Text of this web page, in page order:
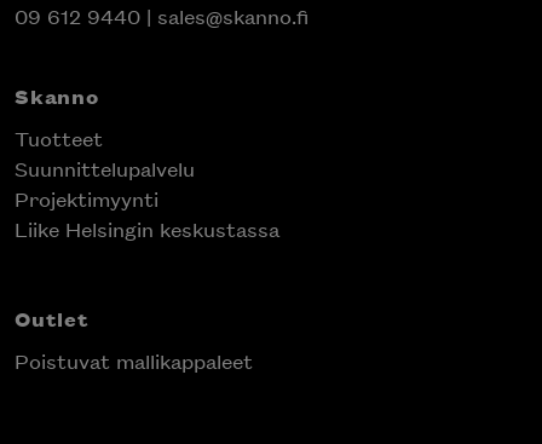
09 612 9440 | sales@skanno.fi
Skanno
Tuotteet
Suunnittelupalvelu
Projektimyynti
Liike Helsingin keskustassa
Outlet
Poistuvat mallikappaleet